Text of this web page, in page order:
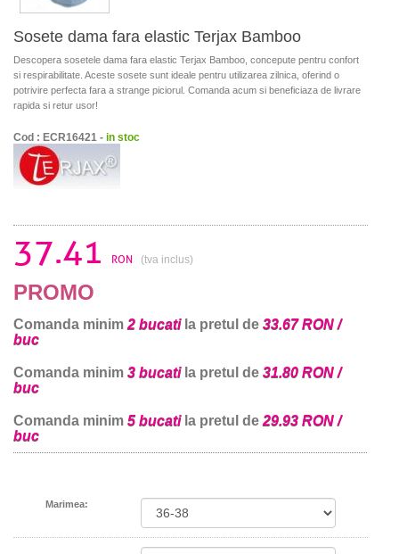
Sosete dama fara elastic Terjax Bamboo
Descopera sosetele dama fara elastic Terjax Bamboo, concepute pentru confort
si respirabilitate. Aceste sosete sunt ideale pentru utilizarea zilnica, oferind o
potrivire perfecta fara a strange piciorul. Comanda acum si beneficiaza de livrare
rapida si retur usor!
Cod : ECR16421 - in stoc
37.41 RON (tva inclus)
PROMO
Comanda minim 2 bucatila pretul de 33.67 RON /
buc
Comanda minim 3 bucatila pretul de 31.80 RON /
buc
Comanda minim 5 bucatila pretul de 29.93 RON /
buc
Marimea: